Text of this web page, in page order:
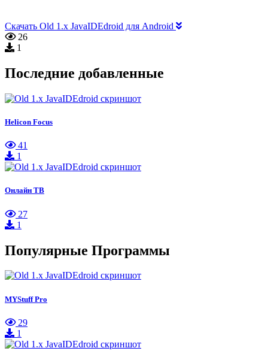
Скачать Old 1.x JavaIDEdroid для Android
26
1
Последние добавленные
Helicon Focus
41
1
Онлайн ТВ
27
1
Популярные Программы
MYStuff Pro
29
1